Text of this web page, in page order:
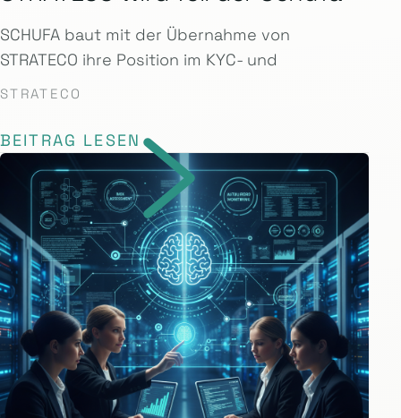
SCHUFA baut mit der Übernahme von
STRATECO ihre Position im KYC- und
STRATECO
BEITRAG LESEN